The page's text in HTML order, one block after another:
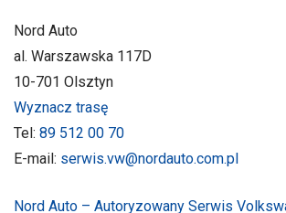
Nord Auto
al. Warszawska 117D
10-701 Olsztyn
Wyznacz trasę
Tel: 89 512 00 70
E-mail: serwis.vw@nordauto.com.pl
Nord Auto – Autoryzowany Serwis